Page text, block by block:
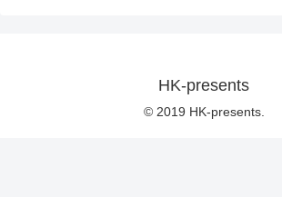
HK-presents
© 2019 HK-presents.